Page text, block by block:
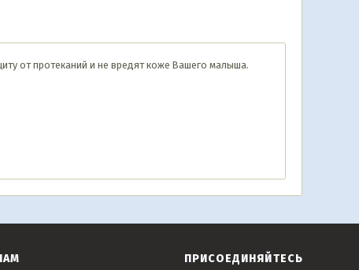
от протеканий и не вредят коже Вашего малыша.
ПРИСОЕДИНЯЙТЕСЬ